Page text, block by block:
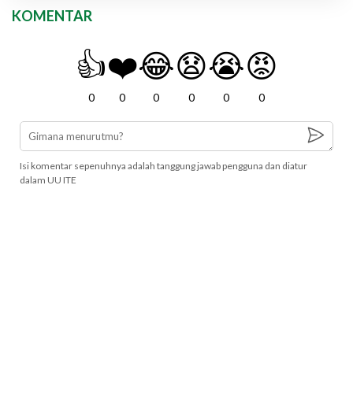
KOMENTAR
👍
0
❤️
0
😂
0
😧
0
😭
0
😡
0
Isi komentar sepenuhnya adalah tanggung jawab pengguna dan diatur
dalam UU ITE